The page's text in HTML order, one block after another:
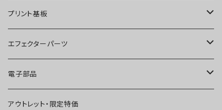
ディストーション
ファズ
プリアンプ
空間系
オーバードライブ
ディストーション
ファズ
空間系
ブースター
オーバードライブ
ディストーション
ファズ
プリント基板
オーバードライブ
ディストーション
ファズ
エフェクターパーツ
スイッチ
ジャック
電子部品
IC
アウトレット・限定特価